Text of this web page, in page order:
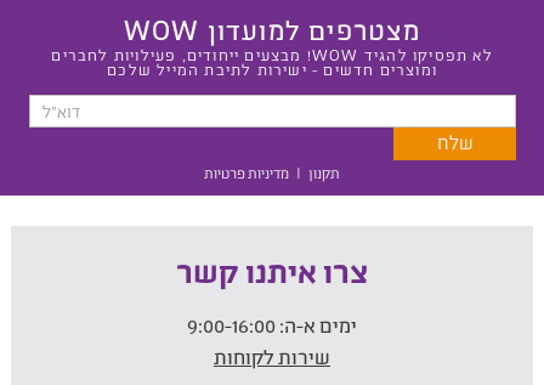
מצטרפים למועדון WOW
לא תפסיקו להגיד WOW! מבצעים ייחודים, פעילויות לחברים
ומוצרים חדשים - ישירות לתיבת המייל שלכם
תקנון | מדיניות פרטיות
צרו איתנו קשר
ימים א-ה:
שירות לקוחות